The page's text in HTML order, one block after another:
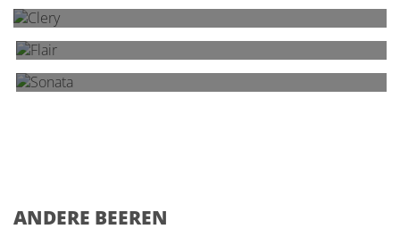
Flair
Sonata
Malling Centenary
Malwina
Verdi
ANDERE BEEREN